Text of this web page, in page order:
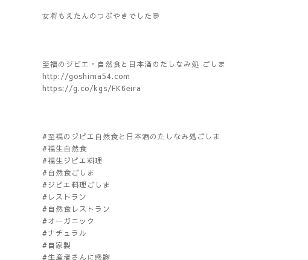
女将もえたんのつぶやきでした💬
至福のジビエ・自然食と日本酒のたしなみ処 ごしま
http://goshima54.com
https://g.co/kgs/FK6eira
#至福のジビエ自然食と日本酒のたしなみ処ごしま
#福生自然食
#福生ジビエ料理
#自然食ごしま
#ジビエ料理ごしま
#レストラン
#自然食レストラン
#オーガニック
#ナチュラル
#自家製
#生産者さんに感謝